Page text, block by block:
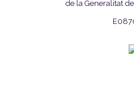
de la Generalitat